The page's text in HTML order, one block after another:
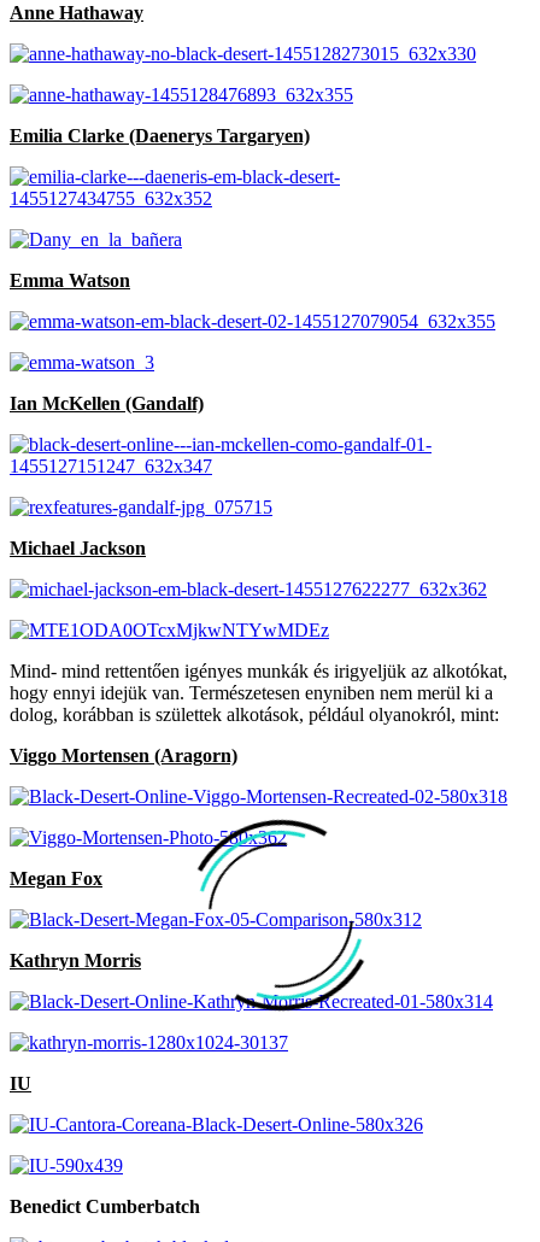
Anne Hathaway
Emilia Clarke (Daenerys Targaryen)
Emma Watson
Ian McKellen (Gandalf)
Michael Jackson
Mind- mind rettentően igényes munkák és irigyeljük az alkotókat,
hogy ennyi idejük van. Természetesen enyniben nem merül ki a
dolog, korábban is születtek alkotások, például olyanokról, mint:
Viggo Mortensen (Aragorn)
Megan Fox
Kathryn Morris
IU
Benedict Cumberbatch